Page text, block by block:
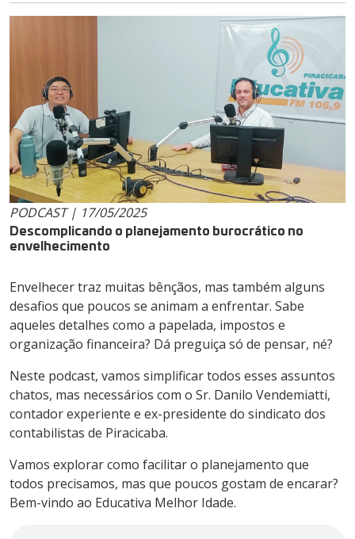
PODCAST | 17/05/2025
Descomplicando o planejamento burocrático no
envelhecimento
Envelhecer traz muitas bênçãos, mas também alguns
desafios que poucos se animam a enfrentar. Sabe
aqueles detalhes como a papelada, impostos e
organização financeira? Dá preguiça só de pensar, né?
Neste podcast, vamos simplificar todos esses assuntos
chatos, mas necessários com o Sr. Danilo Vendemiatti,
contador experiente e ex-presidente do sindicato dos
contabilistas de Piracicaba.
Vamos explorar como facilitar o planejamento que
todos precisamos, mas que poucos gostam de encarar?
Bem-vindo ao Educativa Melhor Idade.